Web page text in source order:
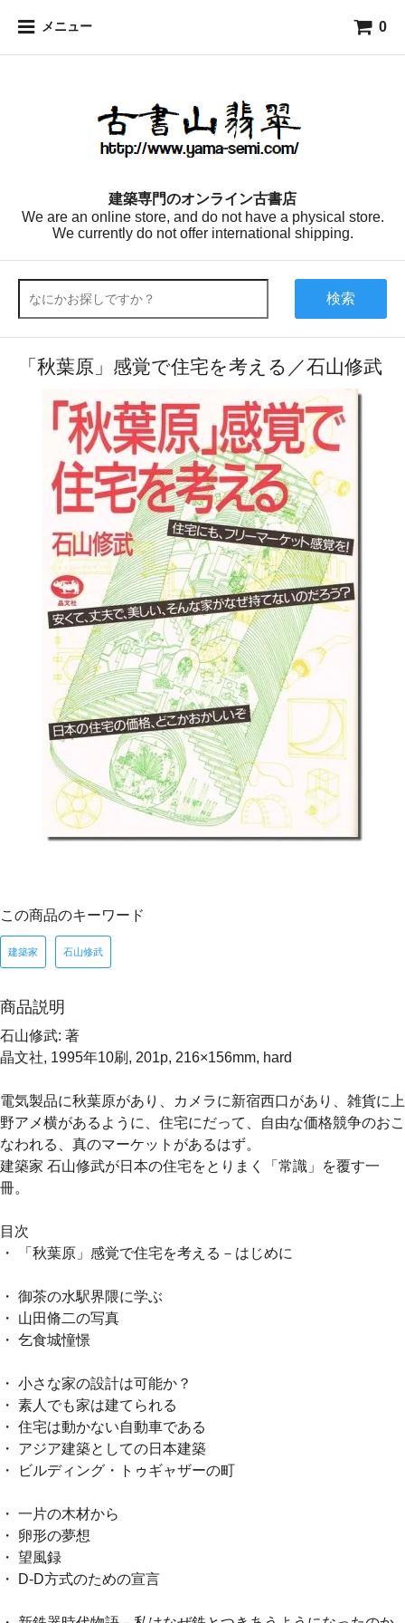
メニュー 0
建築専門のオンライン古書店
We are an online store, and do not have a physical store.
We currently do not offer international shipping.
検索
「秋葉原」感覚で住宅を考える／石山修武
この商品のキーワード
建築家 石山修武
商品説明
石山修武: 著
晶文社, 1995年10刷, 201p, 216×156mm, hard
電気製品に秋葉原があり、カメラに新宿西口があり、雑貨に上
野アメ横があるように、住宅にだって、自由な価格競争のおこ
なわれる、真のマーケットがあるはず。
建築家 石山修武が日本の住宅をとりまく「常識」を覆す一
冊。
目次
・ 「秋葉原」感覚で住宅を考える－はじめに
・ 御茶の水駅界隈に学ぶ
・ 山田脩二の写真
・ 乞食城憧憬
・ 小さな家の設計は可能か？
・ 素人でも家は建てられる
・ 住宅は動かない自動車である
・ アジア建築としての日本建築
・ ビルディング・トゥギャザーの町
・ 一片の木材から
・ 卵形の夢想
・ 望風録
・ D-D方式のための宣言